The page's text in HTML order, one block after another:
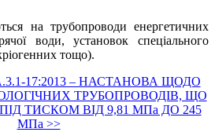
на трубопроводи енергетичних
води, установок спеціального
тощо).
17:2013 – НАСТАНОВА ЩОДО
ТРУБОПРОВОДІВ, ЩО
ТИСКОМ ВІД 9,81 МПа ДО 245
МПа >>